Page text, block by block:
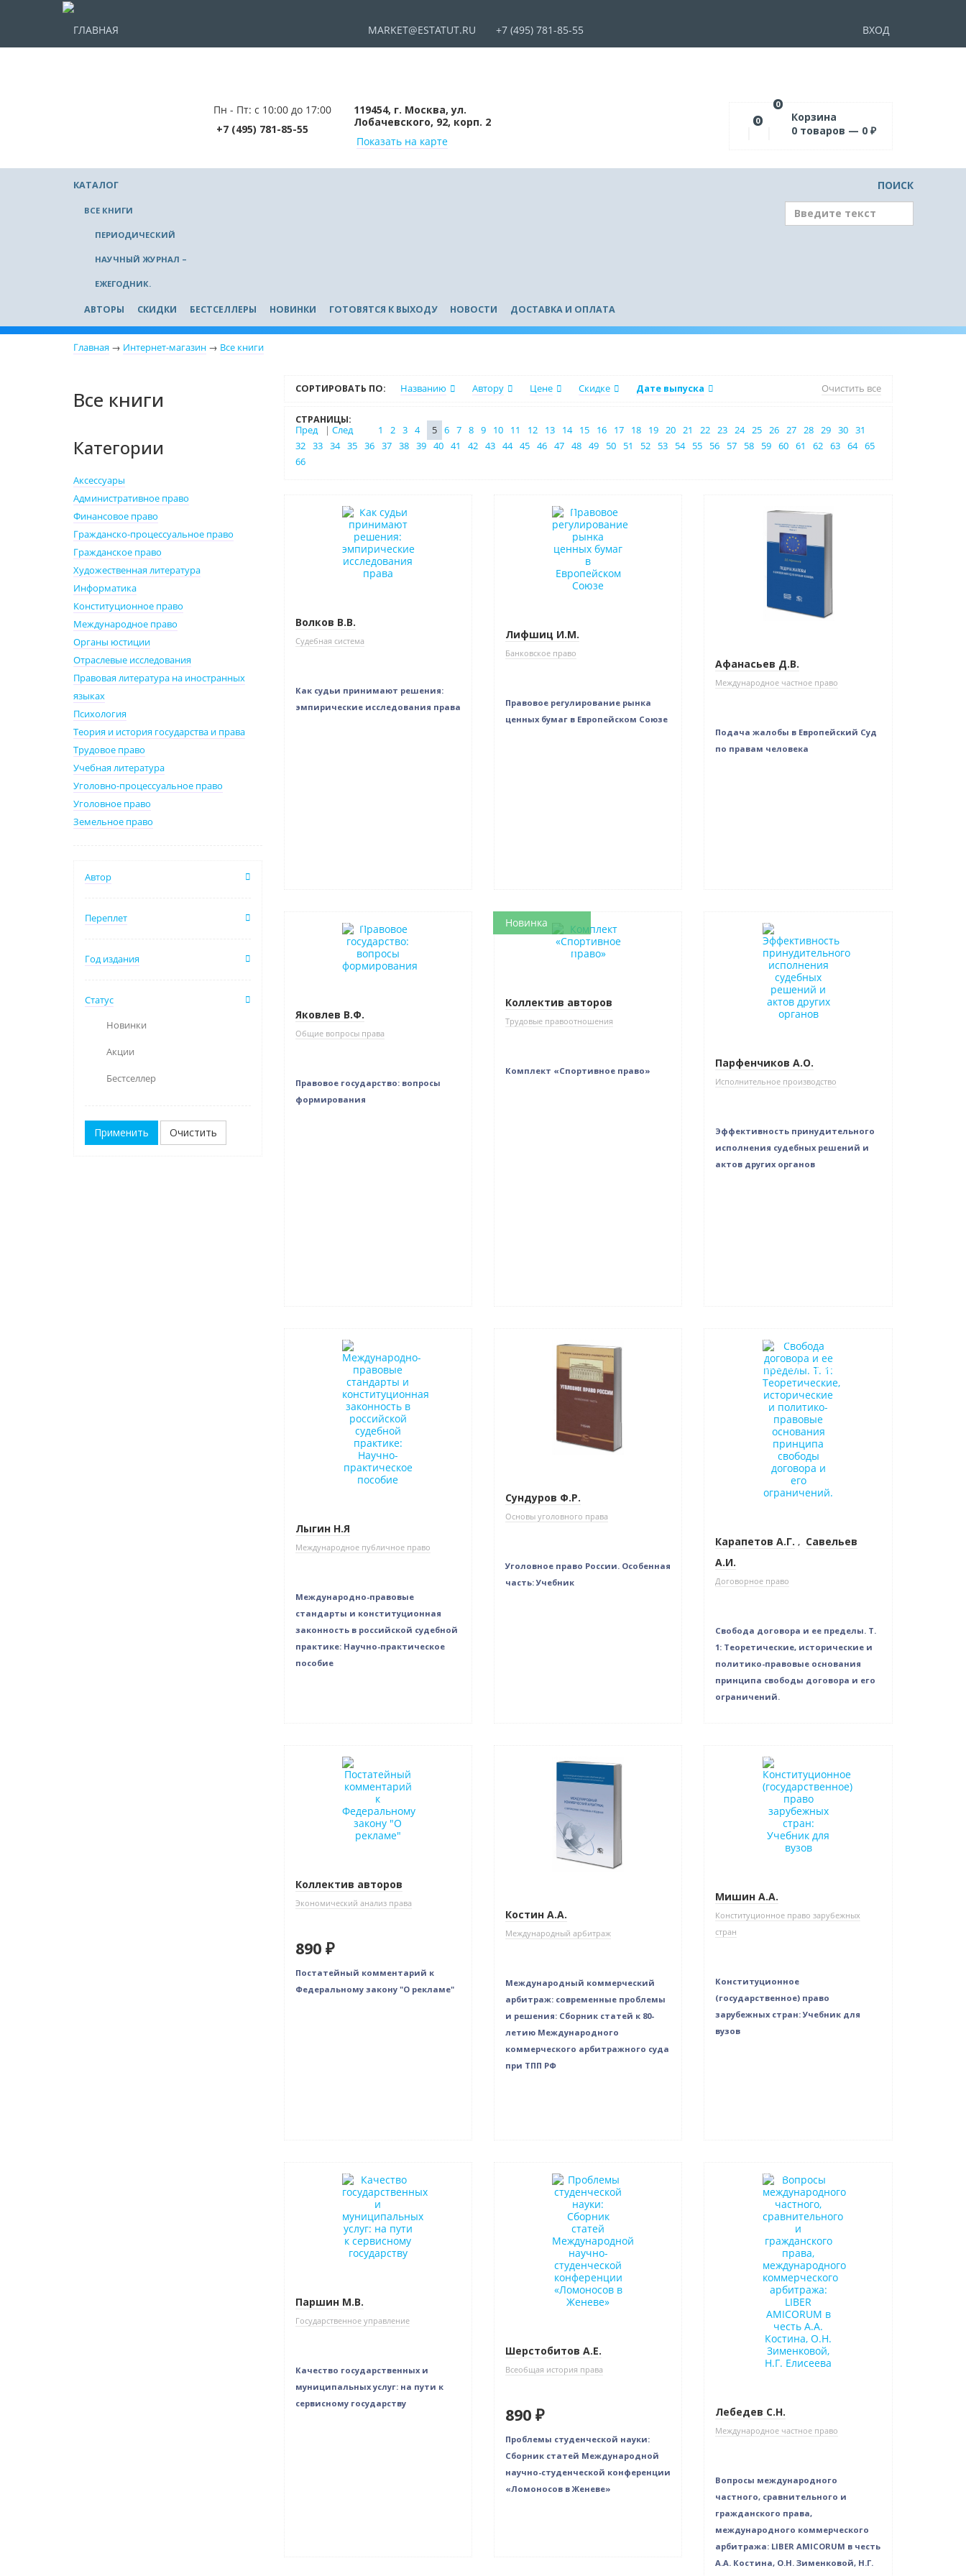
ГЛАВНАЯ MARKET@ESTATUT.RU +7 (495) 781-85-55 ВХОД
Пн - Пт: с 10:00 до 17:00
+7 (495) 781-85-55
119454, г. Москва, ул.
Лобачевского, 92, корп. 2
Показать на карте
0
0
Корзина
0 товаров — 0 ₽
КАТАЛОГ
ВСЕ КНИГИ
ПЕРИОДИЧЕСКИЙ
НАУЧНЫЙ ЖУРНАЛ –
ЕЖЕГОДНИК.
АВТОРЫ СКИДКИ БЕСТСЕЛЛЕРЫ НОВИНКИ ГОТОВЯТСЯ К ВЫХОДУ НОВОСТИ ДОСТАВКА И ОПЛАТА
ПОИСК
Главная → Интернет-магазин → Все книги
Все книги
Категории
Аксессуары
Административное право
Финансовое право
Гражданско-процессуальное право
Гражданское право
Художественная литература
Информатика
Конституционное право
Международное право
Органы юстиции
Отраслевые исследования
Правовая литература на иностранных
языках
Психология
Теория и история государства и права
Трудовое право
Учебная литература
Уголовно-процессуальное право
Уголовное право
Земельное право
Автор
Переплет
Год издания
Статус
Новинки
Акции
Бестселлер
Очистить
СОРТИРОВАТЬ ПО: Названию Автору Цене Скидке Дате выпуска Очистить все
СТРАНИЦЫ:
Пред
| След 1 2 3 4 5 6 7 8 9 10 11 12 13 14 15 16 17 18 19 20 21 22 23 24 25 26 27 28 29 30
31
32
33 34 35 36 37 38 39 40 41 42 43 44 45 46 47 48 49 50 51 52 53 54 55 56 57 58 59 60 61 62 63 64
65
66
Нет в наличии
Волков В.В.
Судебная система
Как судьи принимают решения:
эмпирические исследования права
Нет в наличии
Лифшиц И.М.
Банковское право
Правовое регулирование рынка
ценных бумаг в Европейском Союзе
Афанасьев Д.В.
Международное частное право
Подача жалобы в Европейский Суд
по правам человека
Нет в наличии
Яковлев В.Ф.
Общие вопросы права
Правовое государство: вопросы
формирования
Новинка
Нет в наличии
Коллектив авторов
Трудовые правоотношения
Комплект «Спортивное право»
Нет в наличии
Парфенчиков А.О.
Исполнительное производство
Эффективность принудительного
исполнения судебных решений и
актов других органов
Нет в наличии
Лыгин Н.Я
Международное публичное право
Международно-правовые
стандарты и конституционная
законность в российской судебной
практике: Научно-практическое
пособие
Сундуров Ф.Р.
Основы уголовного права
Уголовное право России. Особенная
часть: Учебник
Нет в наличии
Индивидуальный подход
Карапетов А.Г. , Савельев
А.И.
Договорное право
Свобода договора и ее пределы. Т.
1: Теоретические, исторические и
политико-правовые основания
принципа свободы договора и его
ограничений.
Коллектив авторов
Экономический анализ права
890 ₽
Постатейный комментарий к
Федеральному закону "О рекламе"
Костин А.А.
Международный арбитраж
Международный коммерческий
арбитраж: современные проблемы
и решения: Сборник статей к 80-
летию Международного
коммерческого арбитражного суда
при ТПП РФ
Нет в наличии
Мишин А.А.
Конституционное право зарубежных
стран
Конституционное
(государственное) право
зарубежных стран: Учебник для
вузов
Нет в наличии
Паршин М.В.
Государственное управление
Качество государственных и
муниципальных услуг: на пути к
сервисному государству
Шерстобитов А.Е.
Всеобщая история права
890 ₽
Проблемы студенческой науки:
Сборник статей Международной
научно-студенческой конференции
«Ломоносов в Женеве»
Нет в наличии
Лебедев С.Н.
Международное частное право
Вопросы международного
частного, сравнительного и
гражданского права,
международного коммерческого
арбитража: LIBER AMICORUM в честь
А.А. Костина, О.Н. Зименковой, Н.Г.